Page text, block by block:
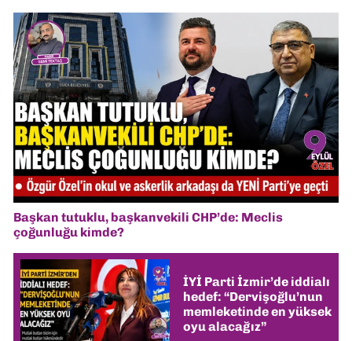
Başkan tutuklu, başkanvekili CHP’de: Meclis
çoğunluğu kimde?
İYİ Parti İzmir’de iddialı
hedef: “Dervişoğlu’nun
memleketinde en yüksek
oyu alacağız”